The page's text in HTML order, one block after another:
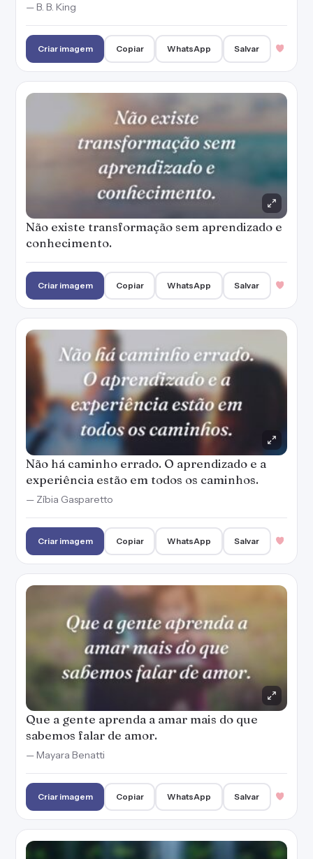
— B. B. King
Criar imagem Copiar WhatsApp Salvar
Não existe transformação sem aprendizado e
conhecimento.
Criar imagem Copiar WhatsApp Salvar
Não há caminho errado. O aprendizado e a
experiência estão em todos os caminhos.
— Zíbia Gasparetto
Criar imagem Copiar WhatsApp Salvar
Que a gente aprenda a amar mais do que
sabemos falar de amor.
— Mayara Benatti
Criar imagem Copiar WhatsApp Salvar